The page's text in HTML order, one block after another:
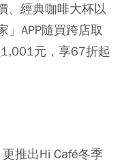
、經典咖啡大杯以
APP隨買跨店取
元，享67折起
推出Hi Café冬季